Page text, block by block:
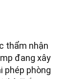
thẩm nhận
đang xây
phép phòng